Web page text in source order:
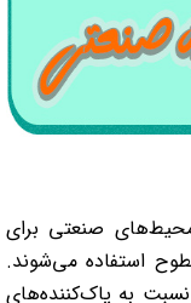
صنعتی برای
استفاده می‌شوند.
به پاک‌کننده‌های